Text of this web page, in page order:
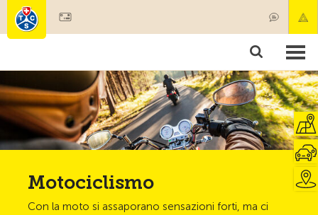
Societariato & prestazioni
Test, sicurezza & salute
Motociclismo
Con la moto si assaporano sensazioni forti, ma ci